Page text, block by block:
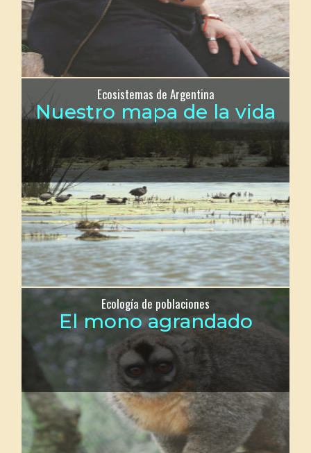
Ecosistemas de Argentina
Nuestro mapa de la vida
Ecología de poblaciones
El mono agrandado